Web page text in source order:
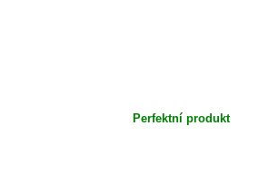
Perfektní produkt